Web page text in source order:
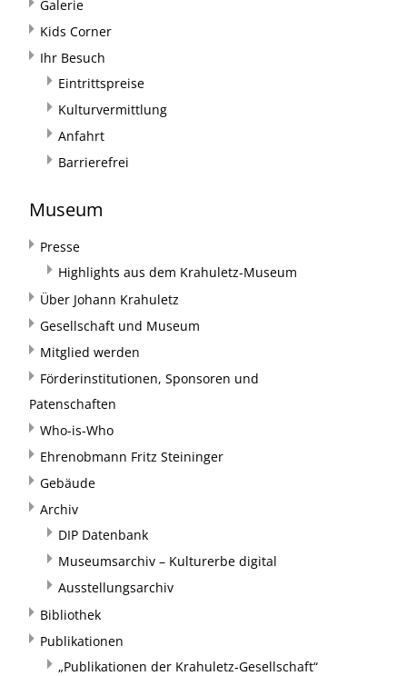
Galerie
Kids Corner
Ihr Besuch
Eintrittspreise
Kulturvermittlung
Anfahrt
Barrierefrei
Museum
Presse
Highlights aus dem Krahuletz-Museum
Über Johann Krahuletz
Gesellschaft und Museum
Mitglied werden
Förderinstitutionen, Sponsoren und
Patenschaften
Who-is-Who
Ehrenobmann Fritz Steininger
Gebäude
Archiv
DIP Datenbank
Museumsarchiv – Kulturerbe digital
Ausstellungsarchiv
Bibliothek
Publikationen
„Publikationen der Krahuletz-Gesellschaft“